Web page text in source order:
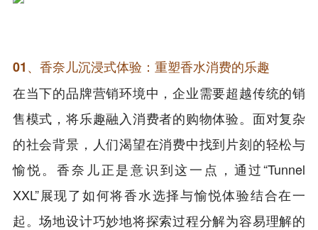
01、香奈儿沉浸式体验：重塑香水消费的乐趣
在当下的品牌营销环境中，企业需要超越传统的销
售模式，将乐趣融入消费者的购物体验。面对复杂
的社会背景，人们渴望在消费中找到片刻的轻松与
愉悦。香奈儿正是意识到这一点，通过“Tunnel
XXL”展现了如何将香水选择与愉悦体验结合在一
起。场地设计巧妙地将探索过程分解为容易理解的